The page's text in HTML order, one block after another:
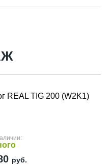
REAL TIG 200 (W2K1)
руб.